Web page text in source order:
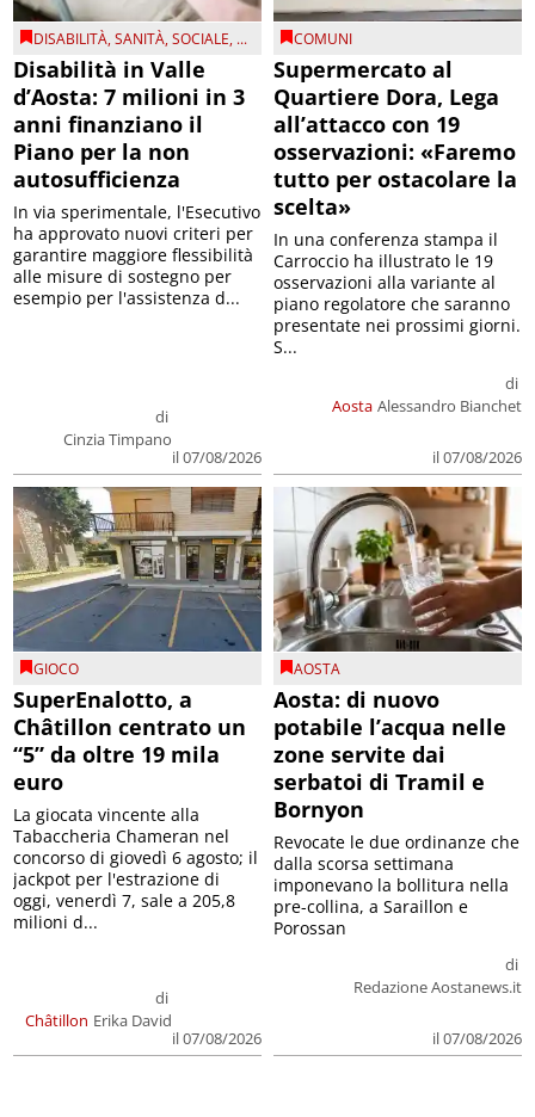
DISABILITÀ,SANITÀ,SOCIALE, ...
Disabilità in Valle
d’Aosta: 7 milioni in 3
anni finanziano il
Piano per la non
autosufficienza
di
Cinzia Timpano
il 07/08/2026
In via sperimentale, l'Esecutivo
ha approvato nuovi criteri per
garantire maggiore flessibilità
alle misure di sostegno per
esempio per l'assistenza d...
COMUNI
Supermercato al
Quartiere Dora, Lega
all’attacco con 19
osservazioni: «Faremo
tutto per ostacolare la
scelta»
Aosta
di
Alessandro Bianchet
il 07/08/2026
In una conferenza stampa il
Carroccio ha illustrato le 19
osservazioni alla variante al
piano regolatore che saranno
presentate nei prossimi giorni.
S...
GIOCO
SuperEnalotto, a
Châtillon centrato un
“5” da oltre 19 mila
euro
Châtillon
di
Erika David
il 07/08/2026
La giocata vincente alla
Tabaccheria Chameran nel
concorso di giovedì 6 agosto; il
jackpot per l'estrazione di
oggi, venerdì 7, sale a 205,8
milioni d...
AOSTA
Aosta: di nuovo
potabile l’acqua nelle
zone servite dai
serbatoi di Tramil e
Bornyon
di
Redazione Aostanews.it
il 07/08/2026
Revocate le due ordinanze che
dalla scorsa settimana
imponevano la bollitura nella
pre-collina, a Saraillon e
Porossan